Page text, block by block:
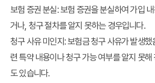
보험 증권 분실:보험 증권을 분실하여 가입
거나, 청구 절차를 알지 못하는 경우입니다.
청구 사유 미인지:보험금 청구 사유가 발생
련 특약 내용이나 청구 가능 여부를 알지 못
도 있습니다.